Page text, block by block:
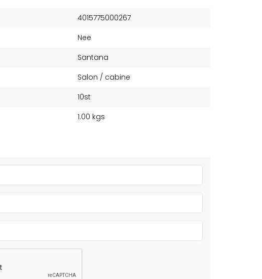
4015775000267
Nee
Santana
Salon / cabine
10st
1.00 kgs